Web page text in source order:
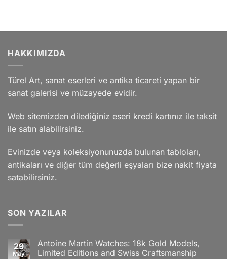
HAKKIMIZDA
Türel Art, sanat eserleri ve antika ticareti yapan bir
sanat galerisi ve müzayede evidir.
Web sitemizden dilediğiniz eseri kredi kartınız ile taksit
ile satın alabilirsiniz.
Evinizde veya koleksiyonunuzda bulunan tabloları,
antikaları ve diğer tüm değerli eşyaları bize nakit fiyata
satabilirsiniz.
SON YAZILAR
29
May
Antoine Martin Watches: 18k Gold Models,
Limited Editions and Swiss Craftsmanship